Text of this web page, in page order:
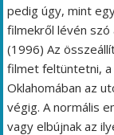
pedig úgy, mint
filmekről lévén
(1996) Az
filmet feltüntetni,
Oklahomában az
végig. A normális
vagy elbújnak az